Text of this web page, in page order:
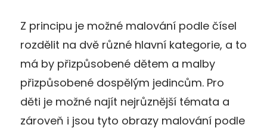
Z principu je možné malování podle čísel
rozdělit na dvě různé hlavní kategorie, a to
má by přizpůsobené dětem a malby
přizpůsobené dospělým jedincům. Pro
děti je možné najít nejrůznější témata a
zároveň i jsou tyto obrazy malování podle